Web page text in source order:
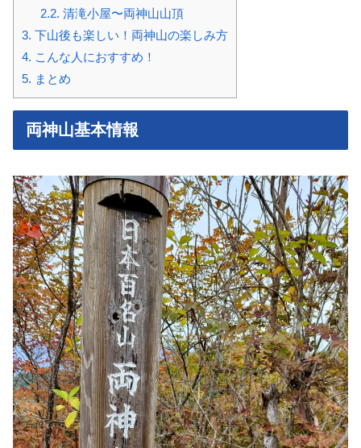
2.2. 清滝小屋〜両神山山頂
3. 下山後も楽しい！両神山の楽しみ方
4. こんな人におすすめ！
5. まとめ
両神山基本情報